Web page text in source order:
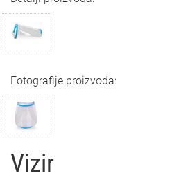
Fotografije proizvoda:
Vizir